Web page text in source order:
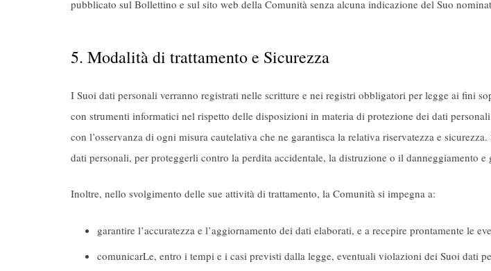
pubblicato sul Bollettino e sul sito web della Comunità senza alcuna indicazione del Suo
5. Modalità di trattamento e Sicurezza
I Suoi dati personali verranno registrati nelle scritture e nei registri obbligatori per legge ai fini
con strumenti informatici nel rispetto delle disposizioni in materia di protezione dei dati
con l’osservanza di ogni misura cautelativa che ne garantisca la relativa riservatezza e
dati personali, per proteggerli contro la perdita accidentale, la distruzione o il danneggiamento
Inoltre, nello svolgimento delle sue attività di trattamento, la Comunità si impegna a:
garantire l’accuratezza e l’aggiornamento dei dati elaborati, e a recepire prontamente le
comunicarLe, entro i tempi e i casi previsti dalla legge, eventuali violazioni dei Suoi dati